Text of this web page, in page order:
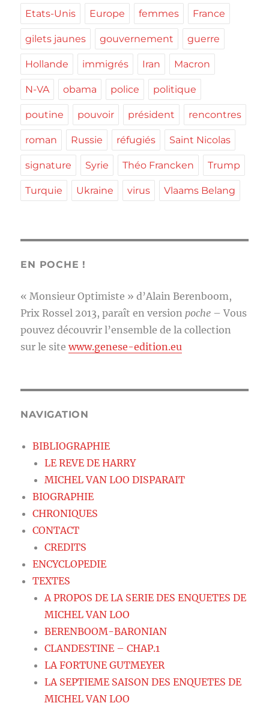
Etats-Unis Europe femmes France
gilets jaunes gouvernement guerre
Hollande immigrés Iran Macron
N-VA obama police politique
poutine pouvoir président rencontres
roman Russie réfugiés Saint Nicolas
signature Syrie Théo Francken Trump
Turquie Ukraine virus Vlaams Belang
EN POCHE !
« Monsieur Optimiste » d’Alain Berenboom,
Prix Rossel 2013, paraît en version poche – Vous
pouvez découvrir l’ensemble de la collection
sur le sitewww.genese-edition.eu
NAVIGATION
BIBLIOGRAPHIE
LE REVE DE HARRY
MICHEL VAN LOO DISPARAIT
BIOGRAPHIE
CHRONIQUES
CONTACT
CREDITS
ENCYCLOPEDIE
TEXTES
A PROPOS DE LA SERIE DES ENQUETES DE
MICHEL VAN LOO
BERENBOOM-BARONIAN
CLANDESTINE – CHAP.1
LA FORTUNE GUTMEYER
LA SEPTIEME SAISON DES ENQUETES DE
MICHEL VAN LOO